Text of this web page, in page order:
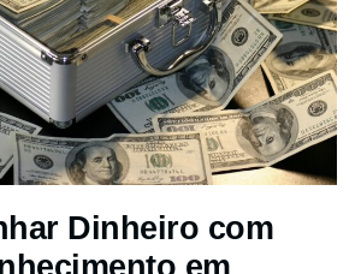
Dinheiro com